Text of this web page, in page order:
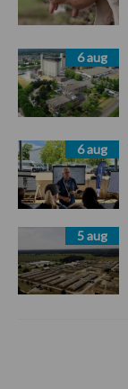
6 aug
6 aug
5 aug